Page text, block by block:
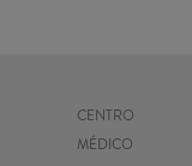
CENTRO
MÉDICO